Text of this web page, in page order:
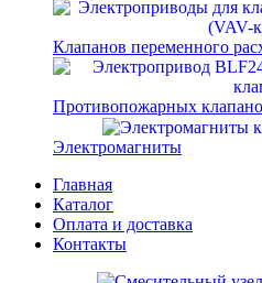
Клапанов переменного
Противопожарных
Электромагниты
Главная
Каталог
Оплата и доставка
Контакты